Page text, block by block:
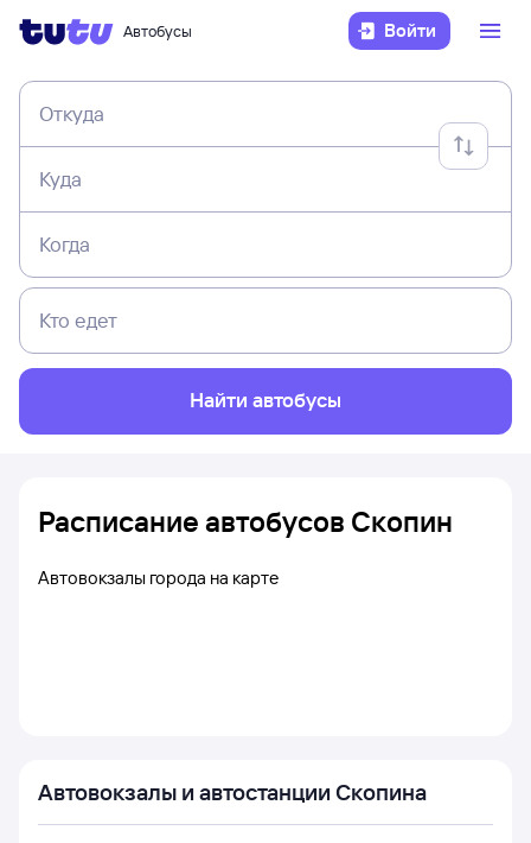
Автобусы Войти
Откуда
Куда
Когда
Кто едет
Найти автобусы
Расписание автобусов Скопин
Автовокзалы города на карте
Автовокзалы и автостанции Скопина